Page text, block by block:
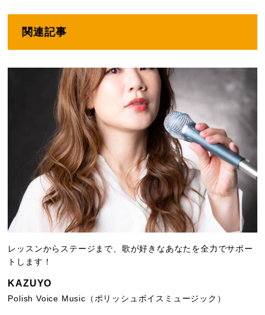
関連記事
レッスンからステージまで、歌が好きなあなたを全力でサポー
トします！
KAZUYO
Polish Voice Music（ポリッシュボイスミュージック）